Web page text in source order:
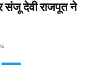
संजू देवी राजपूत ने